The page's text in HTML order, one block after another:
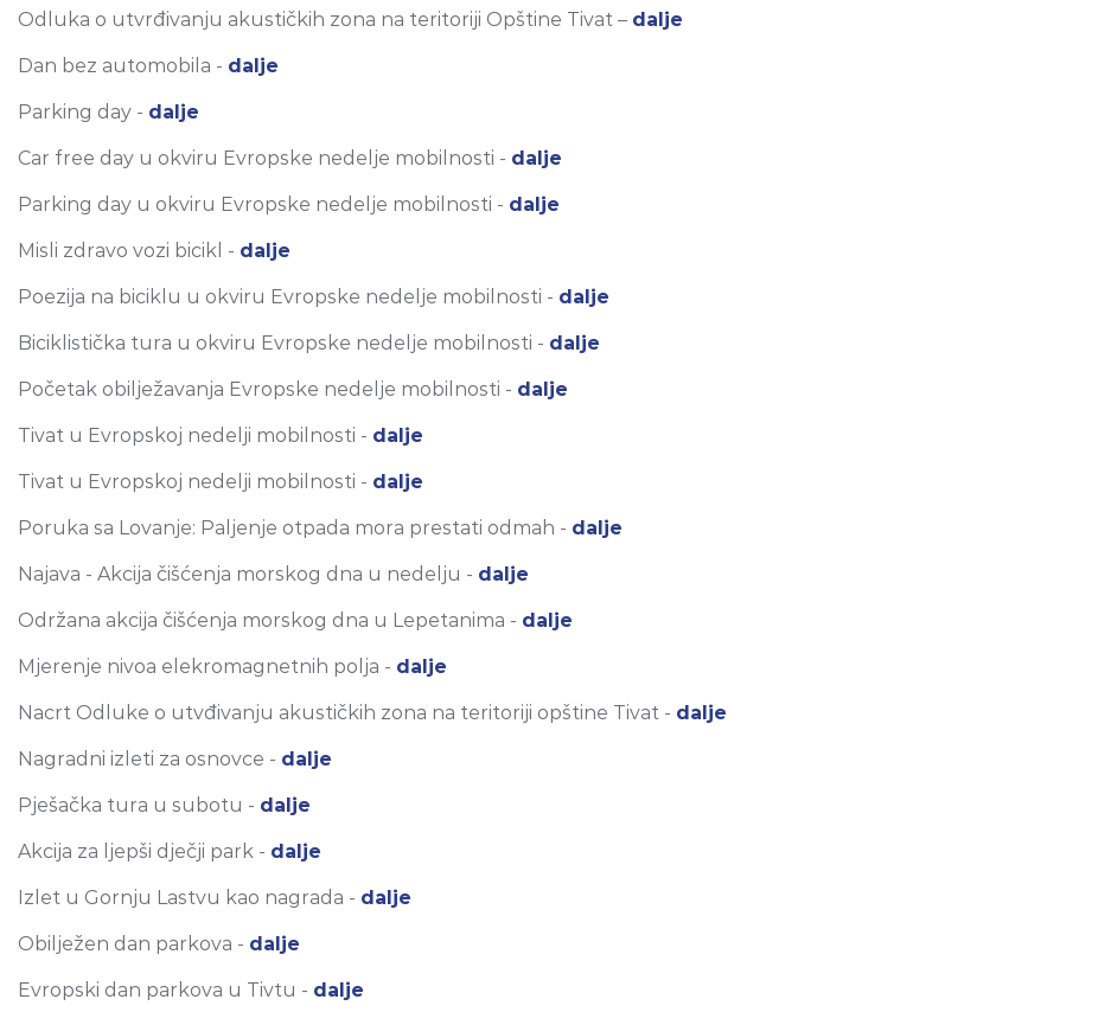
Odluka o utvrđivanju akustičkih zona na teritoriji Opštine Tivat – dalje
Dan bez automobila - dalje
Parking day - dalje
Car free day u okviru Evropske nedelje mobilnosti - dalje
Parking day u okviru Evropske nedelje mobilnosti - dalje
Misli zdravo vozi bicikl - dalje
Poezija na biciklu u okviru Evropske nedelje mobilnosti - dalje
Biciklistička tura u okviru Evropske nedelje mobilnosti - dalje
Početak obilježavanja Evropske nedelje mobilnosti - dalje
Tivat u Evropskoj nedelji mobilnosti - dalje
Tivat u Evropskoj nedelji mobilnosti - dalje
Poruka sa Lovanje: Paljenje otpada mora prestati odmah - dalje
Najava - Akcija čišćenja morskog dna u nedelju - dalje
Održana akcija čišćenja morskog dna u Lepetanima - dalje
Mjerenje nivoa elekromagnetnih polja - dalje
Nacrt Odluke o utvđivanju akustičkih zona na teritoriji opštine Tivat - dalje
Nagradni izleti za osnovce - dalje
Pješačka tura u subotu - dalje
Akcija za ljepši dječji park - dalje
Izlet u Gornju Lastvu kao nagrada - dalje
Obilježen dan parkova - dalje
Evropski dan parkova u Tivtu - dalje